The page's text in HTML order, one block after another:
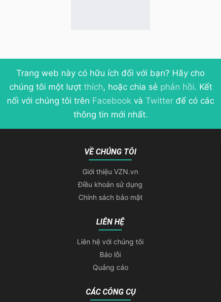
Trang web này có hữu ích đối với bạn? Hãy cho
chúng tôi một lượt thích, hoặc chia sẻ phản hồi. Kết
nối với chúng tôi trên Facebook và Twitter để có các
thông tin mới nhất.
VỀ CHÚNG TÔI
Giới thiệu VZN.vn
Điều khoản sử dụng
Chính sách bảo mật
LIÊN HỆ
Liên hệ với chúng tôi
Báo lỗi
Quảng cáo
CÁC CÔNG CỤ